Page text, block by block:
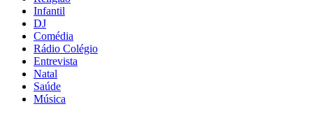
Infantil
DJ
Comédia
Rádio Colégio
Entrevista
Natal
Saúde
Música